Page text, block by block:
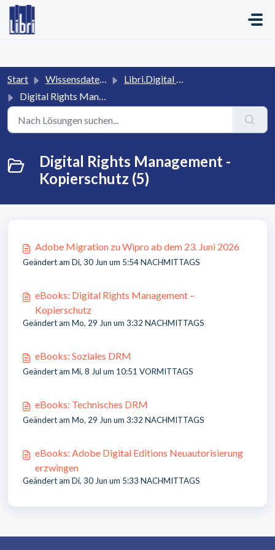
Zum hauptsächlichen Inhalt gehen
Start Wissensdatenbank
Libri.Digital - eBook Distribution
Digital Rights Management - Kopierschutz
Digital Rights Management -
Kopierschutz (5)
Adobe Migration zu Wipro ab dem 23. Juni 2026
Geändert am Di, 30 Jun um 5:54 NACHMITTAGS
eBooks: Digital Rights Management –
Kopierschutz
Geändert am Mo, 29 Jun um 3:32 NACHMITTAGS
eBooks: Soziales DRM
Geändert am Mi, 8 Jul um 10:51 VORMITTAGS
eBooks: Technisches DRM
Geändert am Mo, 29 Jun um 3:32 NACHMITTAGS
eBooks: Adobe Digital Editions Neuautorisierung
erzwingen
Geändert am Di, 30 Jun um 5:33 NACHMITTAGS